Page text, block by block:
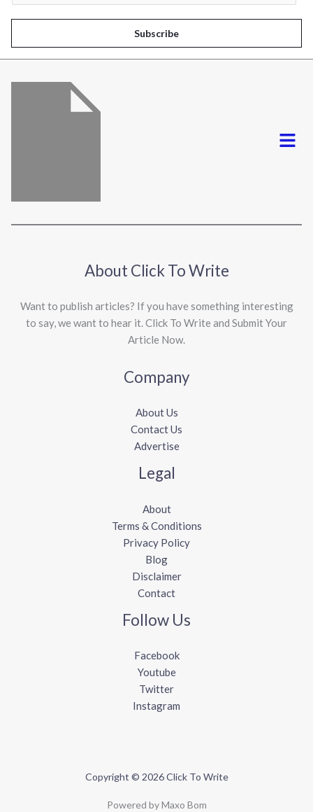
l
*
Subscribe
Menu
About Click To Write
Want to publish articles? If you have something interesting
to say, we want to hear it. Click To Write and Submit Your
Article Now.
Company
About Us
Contact Us
Advertise
Legal
About
Terms & Conditions
Privacy Policy
Blog
Disclaimer
Contact
Follow Us
Facebook
Youtube
Twitter
Instagram
Copyright © 2026 Click To Write
Powered by Maxo Bom